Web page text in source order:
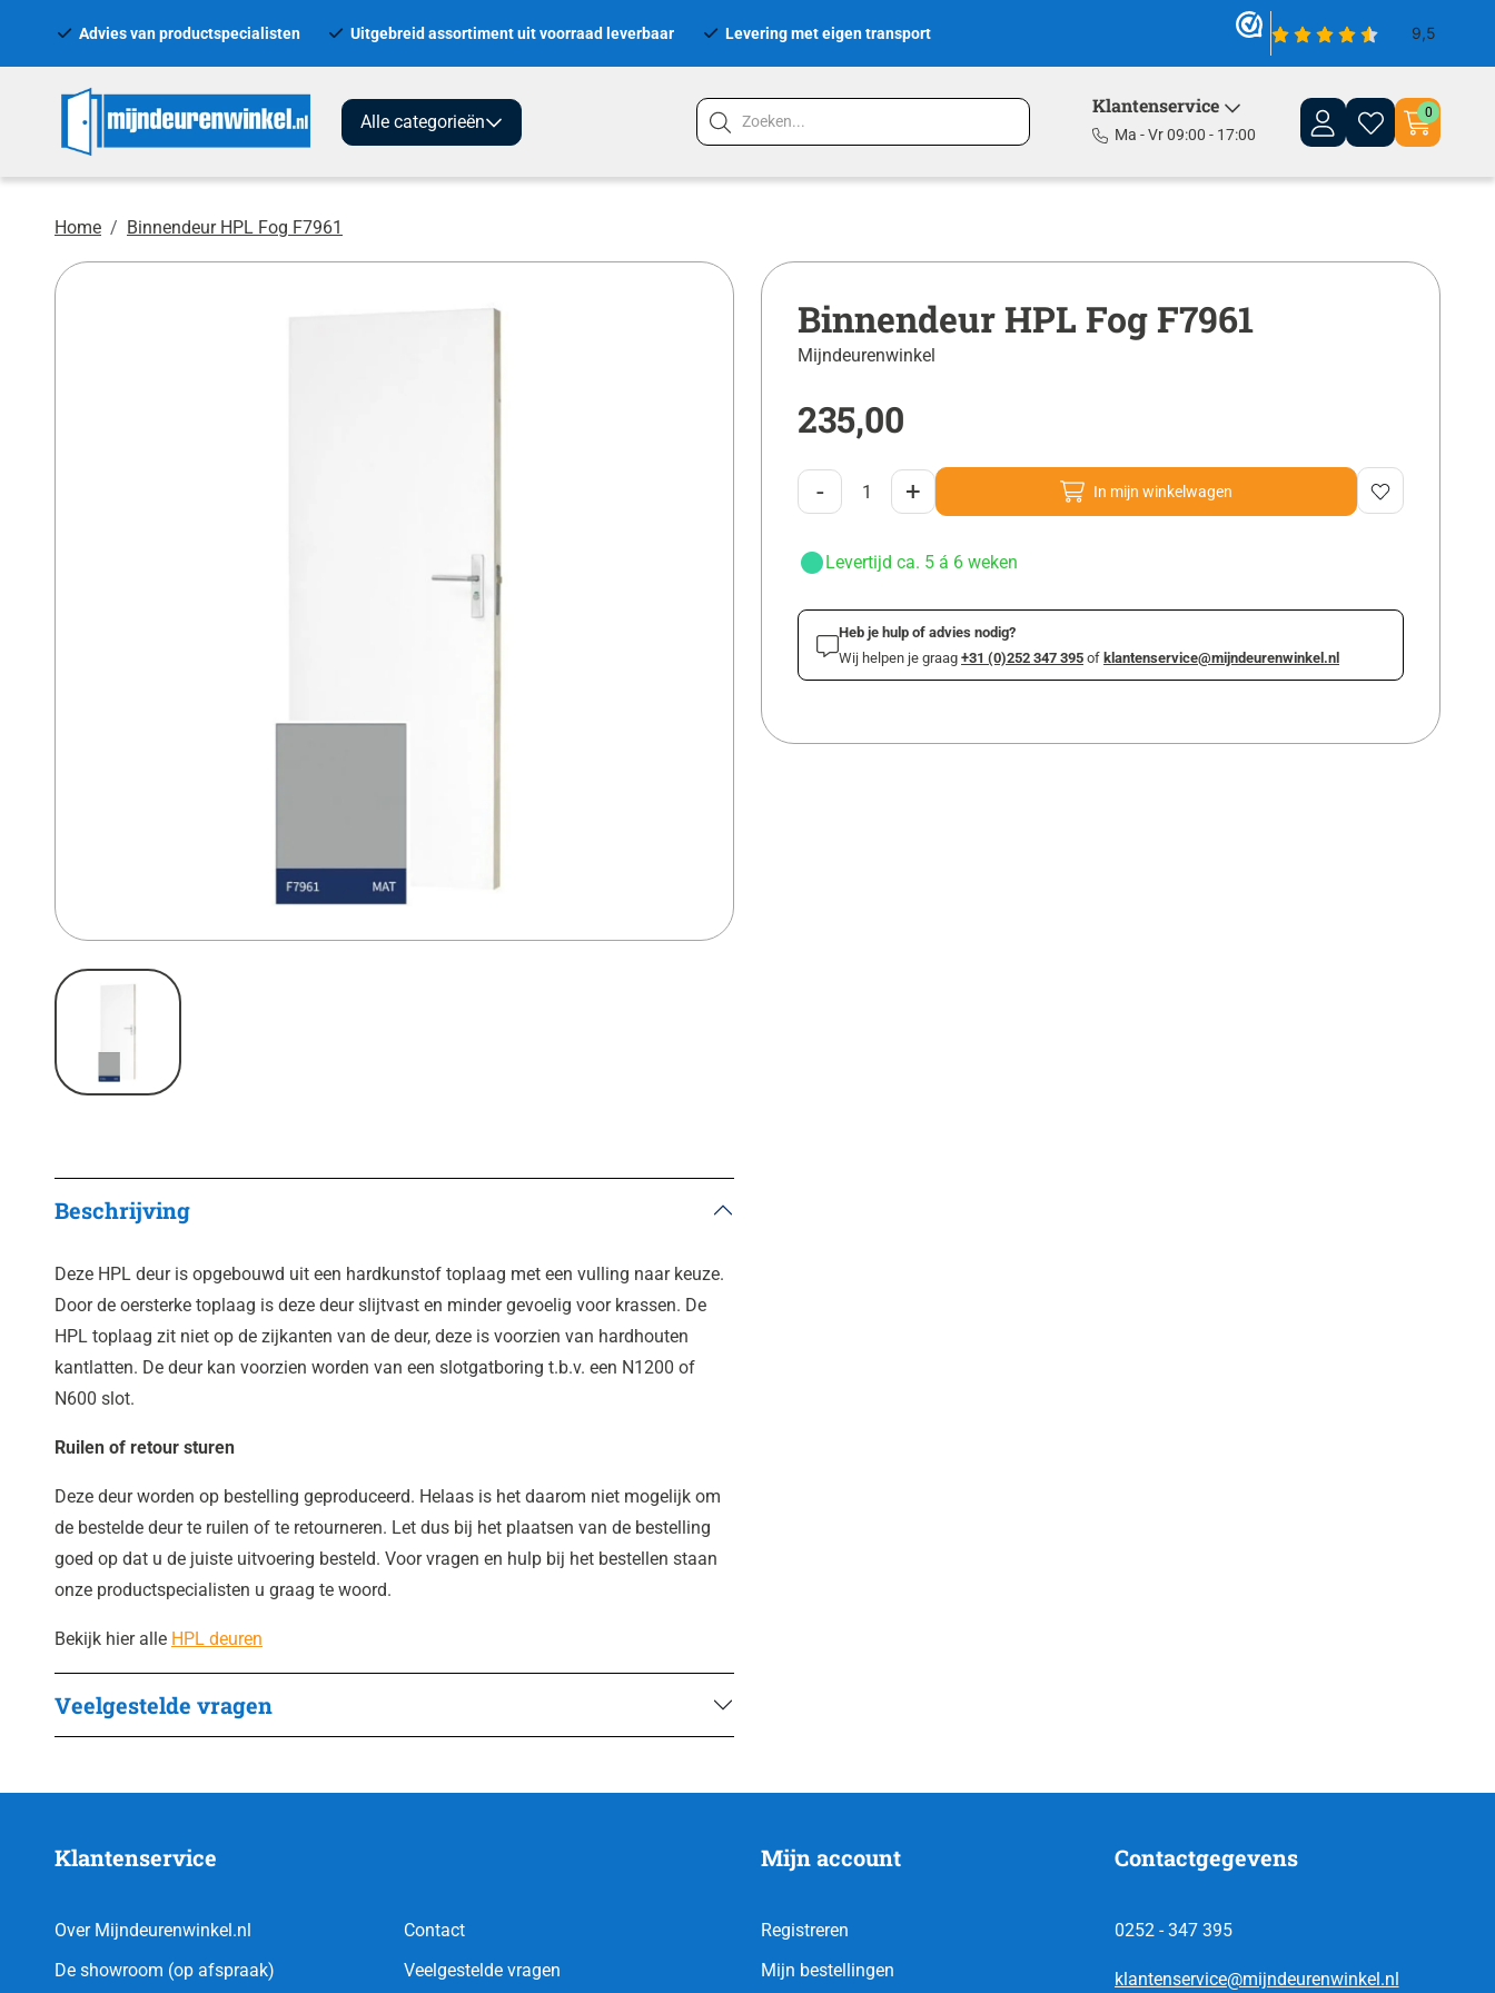
Advies van productspecialisten Uitgebreid assortiment uit voorraad leverbaar Levering met eigen transport
Alle categorieën
Klantenservice
Ma - Vr 09:00 - 17:00
0
Home Binnendeur HPL Fog F7961
Beschrijving
Deze HPL deur is opgebouwd uit een hardkunstof toplaag met een vulling naar keuze.
Door de oersterke toplaag is deze deur slijtvast en minder gevoelig voor krassen. De
HPL toplaag zit niet op de zijkanten van de deur, deze is voorzien van hardhouten
kantlatten. De deur kan voorzien worden van een slotgatboring t.b.v. een N1200 of
N600 slot.
Ruilen of retour sturen
Deze deur worden op bestelling geproduceerd. Helaas is het daarom niet mogelijk om
de bestelde deur te ruilen of te retourneren. Let dus bij het plaatsen van de bestelling
goed op dat u de juiste uitvoering besteld. Voor vragen en hulp bij het bestellen staan
onze productspecialisten u graag te woord.
Bekijk hier alle HPL deuren
Veelgestelde vragen
Binnendeur HPL Fog F7961
Mijndeurenwinkel
235,00
- + In mijn winkelwagen
Levertijd ca. 5 á 6 weken
Heb je hulp of advies nodig?
Wij helpen je graag +31 (0)252 347 395 of klantenservice@mijndeurenwinkel.nl
Klantenservice
Over Mijndeurenwinkel.nl
De showroom (op afspraak)
Contact
Veelgestelde vragen
Mijn account
Registreren
Mijn bestellingen
Contactgegevens
0252 - 347 395
klantenservice@mijndeurenwinkel.nl